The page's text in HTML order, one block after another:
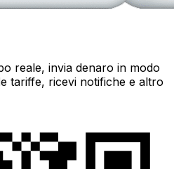
reale, invia denaro in modo
tariffe, ricevi notifiche e altro